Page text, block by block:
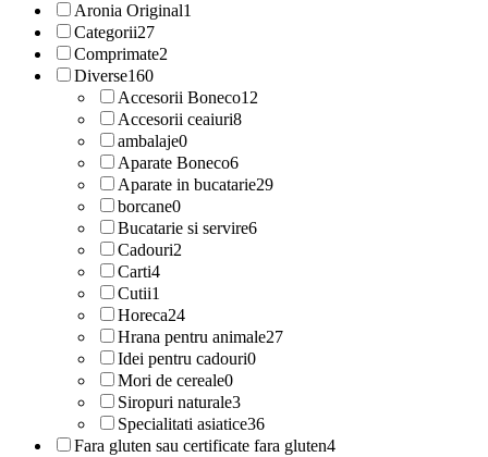
Aronia Original1
Categorii27
Comprimate2
Diverse160
Accesorii Boneco12
Accesorii ceaiuri8
ambalaje0
Aparate Boneco6
Aparate in bucatarie29
borcane0
Bucatarie si servire6
Cadouri2
Carti4
Cutii1
Horeca24
Hrana pentru animale27
Idei pentru cadouri0
Mori de cereale0
Siropuri naturale3
Specialitati asiatice36
Fara gluten sau certificate fara gluten4